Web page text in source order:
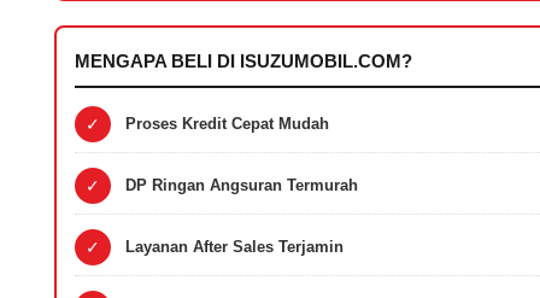
MENGAPA BELI DI ISUZUMOBIL.COM?
✓ Proses Kredit Cepat Mudah
✓ DP Ringan Angsuran Termurah
✓ Layanan After Sales Terjamin